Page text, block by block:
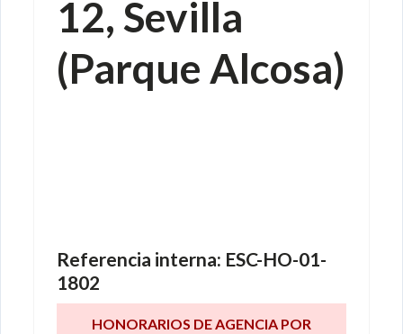
12, Sevilla
(Parque Alcosa)
Referencia interna: ESC-HO-01-
1802
HONORARIOS DE AGENCIA POR